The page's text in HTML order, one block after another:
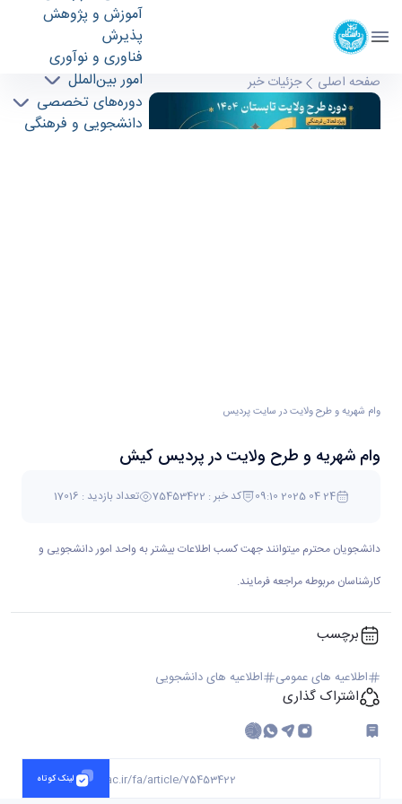
آموزش و پژوهش
پذیرش
فناوری و نوآوری
امور بین‌الملل
دوره‌های تخصصی
دانشجویی و فرهنگی
وام شهريه و طرح ولايت در پرديس کیش - پردیس
بین المللی کیش kish
صفحه اصلی جزئیات خبر
وام شهريه و طرح ولايت در سايت پرديس
وام شهريه و طرح ولايت در پرديس کیش
04 اردیبهشت 1404 09:10 کد خبر : 75453422 تعداد بازدید : 17016
دانشجویان محترم میتوانند جهت کسب اطلاعات بیشتر به واحد امور دانشجویی و
کارشناسان مربوطه مراجعه فرمایند.
برچسب
اطلاعیه های عمومی اطلاعیه های دانشجویی
اشتراک گذاری
لینک کوتاه
https://kish.ut.ac.ir/fa/article/75453422